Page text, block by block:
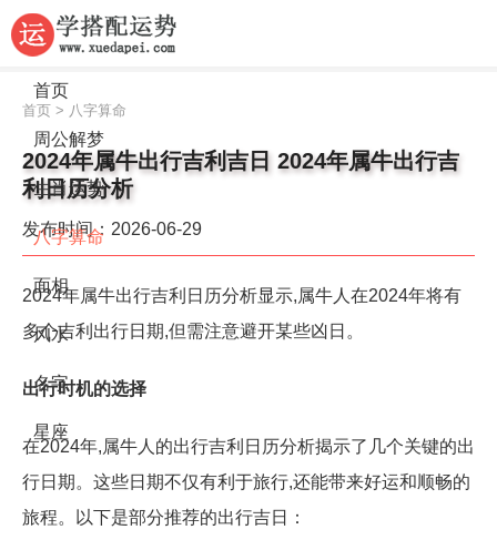
首页
周公解梦
生肖运势
八字算命
面相
风水
名字
星座
首页 > 八字算命
2024年属牛出行吉利吉日 2024年属牛出行吉
利日历分析
发布时间：2026-06-29
2024年属牛出行吉利日历分析显示,属牛人在2024年将有
多个吉利出行日期,但需注意避开某些凶日。
出行时机的选择
在2024年,属牛人的出行吉利日历分析揭示了几个关键的出
行日期。这些日期不仅有利于旅行,还能带来好运和顺畅的
旅程。以下是部分推荐的出行吉日：